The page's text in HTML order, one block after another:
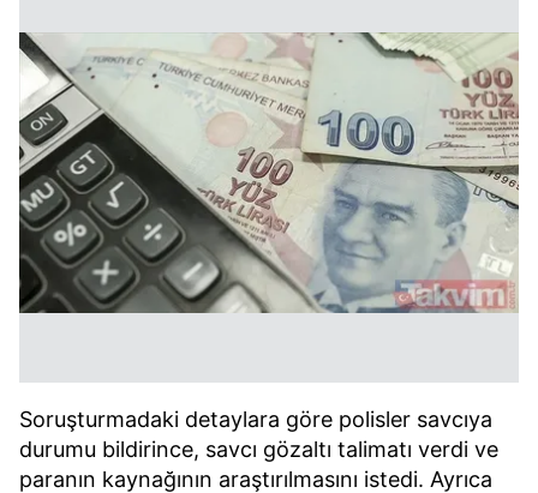
Soruşturmadaki detaylara göre polisler savcıya
durumu bildirince, savcı gözaltı talimatı verdi ve
paranın kaynağının araştırılmasını istedi. Ayrıca